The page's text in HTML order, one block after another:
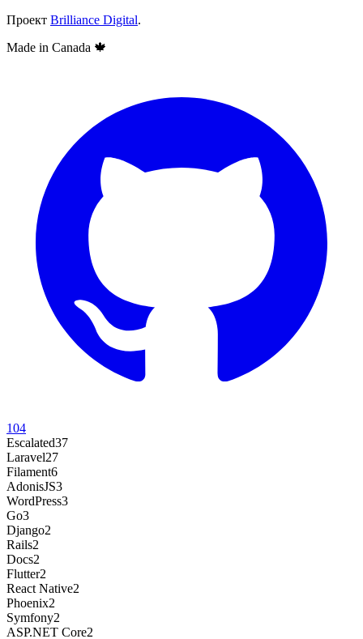
Проект Brilliance Digital.
Made in Canada 🍁
104
Escalated37
Laravel27
Filament6
AdonisJS3
WordPress3
Go3
Django2
Rails2
Docs2
Flutter2
React Native2
Phoenix2
Symfony2
ASP.NET Core2